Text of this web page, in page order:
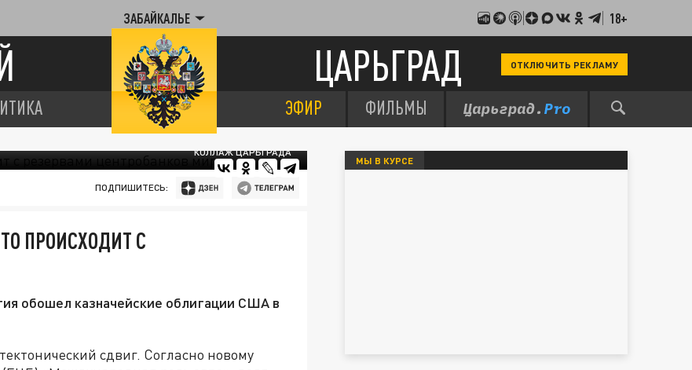
ЗАБАЙКАЛЬЕ 18+
ЦАРЬГРАД ОТКЛЮЧИТЬ РЕКЛАМУ
ЭФИР ФИЛЬМЫ
КОЛЛАЖ ЦАРЬГРАДА
ПОДПИШИТЕСЬ:
ПРОИСХОДИТ С
обошел казначейские облигации США в
сдвиг. Согласно новому
МЫ В КУРСЕ